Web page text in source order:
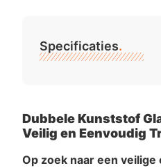
Dubbele Kunststof
Veilig en Eenvoudig
Op zoek naar een
Specificaties.